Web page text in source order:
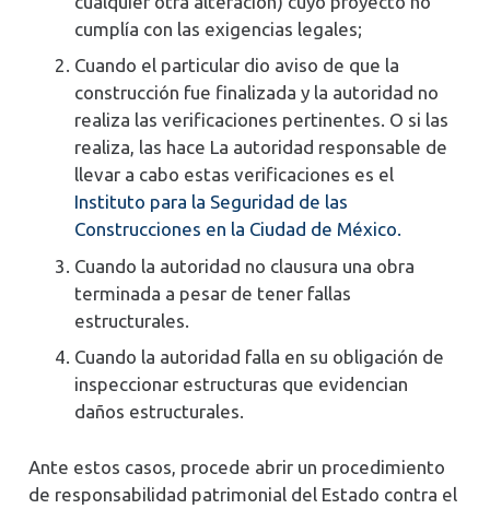
cumplía con las exigencias legales;
Cuando el particular dio aviso de que la
construcción fue finalizada y la autoridad no
realiza las verificaciones pertinentes. O si las
realiza, las hace La autoridad responsable de
llevar a cabo estas verificaciones es el
Instituto para la Seguridad de las
Construcciones en la Ciudad de México.
Cuando la autoridad no clausura una obra
terminada a pesar de tener fallas
estructurales.
Cuando la autoridad falla en su obligación de
inspeccionar estructuras que evidencian
daños estructurales.
Ante estos casos, procede abrir un procedimiento
de responsabilidad patrimonial del Estado contra el